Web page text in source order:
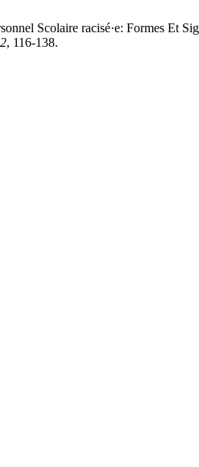
Scolaire racisé·e: Formes Et
2, 116-138.